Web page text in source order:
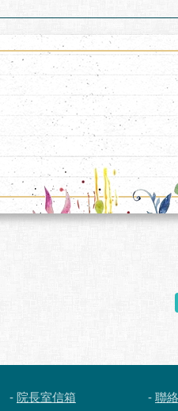
- 院長室信箱 - 聯